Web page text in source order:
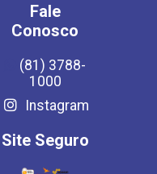
Fale
Conosco
(81) 3788-
1000
Instagram
Site Seguro